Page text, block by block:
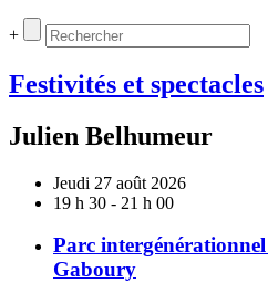
+
Festivités et spectacles
Julien Belhumeur
Jeudi 27 août 2026
19 h 30 - 21 h 00
Parc
Gaboury